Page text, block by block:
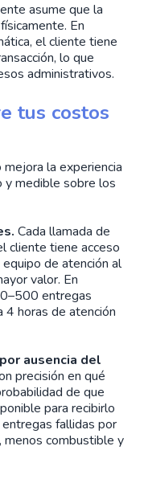
asume que la
En
el cliente tiene
lo que
administrativos.
tus costos
la experiencia
y medible sobre los
Cada llamada de
cliente tiene acceso
de atención al
valor. En
entregas
4 horas de atención
ausencia del
precisión en qué
de que
para recibirlo
fallidas por
menos combustible y